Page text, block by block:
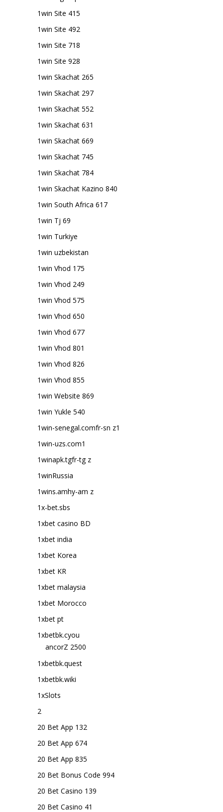
1win Site 415
1win Site 492
1win Site 718
1win Site 928
1win Skachat 265
1win Skachat 297
1win Skachat 552
1win Skachat 631
1win Skachat 669
1win Skachat 745
1win Skachat 784
1win Skachat Kazino 840
1win South Africa 617
1win Tj 69
1win Turkiye
1win uzbekistan
1win Vhod 175
1win Vhod 249
1win Vhod 575
1win Vhod 650
1win Vhod 677
1win Vhod 801
1win Vhod 826
1win Vhod 855
1win Website 869
1win Yukle 540
1win-senegal.comfr-sn z1
1win-uzs.com1
1winapk.tgfr-tg z
1winRussia
1wins.amhy-am z
1x-bet.sbs
1xbet casino BD
1xbet india
1xbet Korea
1xbet KR
1xbet malaysia
1xbet Morocco
1xbet pt
1xbetbk.cyou
ancorZ 2500
1xbetbk.quest
1xbetbk.wiki
1xSlots
2
20 Bet App 132
20 Bet App 674
20 Bet App 835
20 Bet Bonus Code 994
20 Bet Casino 139
20 Bet Casino 41